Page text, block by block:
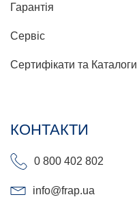
Гарантія
Сервіс
Сертифікати та Каталоги
КОНТАКТИ
0 800 402 802
info@frap.ua